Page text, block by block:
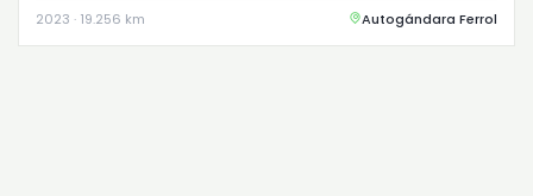
2023 · 19.256 km Autogándara Ferrol